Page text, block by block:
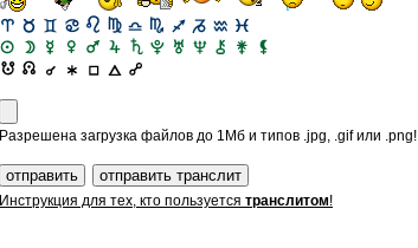
Разрешена загрузка файлов до 1Мб и типов .jpg, .gif или .png!
Инструкция для тех, кто пользуется транслитом!